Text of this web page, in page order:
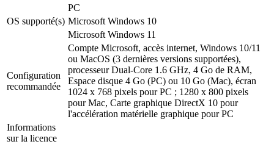
PC
OS supporté(s) Microsoft Windows 10
Microsoft Windows 11
Configuration
recommandée
Compte Microsoft, accès internet, Windows 10/11
ou MacOS (3 dernières versions supportées),
processeur Dual-Core 1.6 GHz, 4 Go de RAM,
Espace disque 4 Go (PC) ou 10 Go (Mac), écran
1024 x 768 pixels pour PC ; 1280 x 800 pixels
pour Mac, Carte graphique DirectX 10 pour
l'accélération matérielle graphique pour PC
Informations
sur la licence